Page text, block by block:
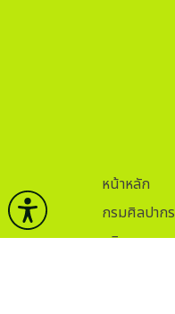
หน้าหลัก
กรมศิลปากร
บริการ